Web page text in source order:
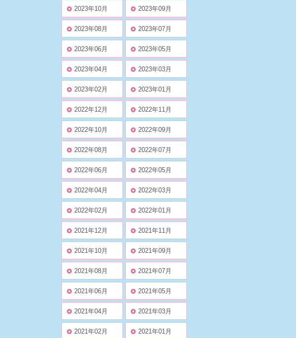
2023年10月 2023年09月
2023年08月 2023年07月
2023年06月 2023年05月
2023年04月 2023年03月
2023年02月 2023年01月
2022年12月 2022年11月
2022年10月 2022年09月
2022年08月 2022年07月
2022年06月 2022年05月
2022年04月 2022年03月
2022年02月 2022年01月
2021年12月 2021年11月
2021年10月 2021年09月
2021年08月 2021年07月
2021年06月 2021年05月
2021年04月 2021年03月
2021年02月 2021年01月